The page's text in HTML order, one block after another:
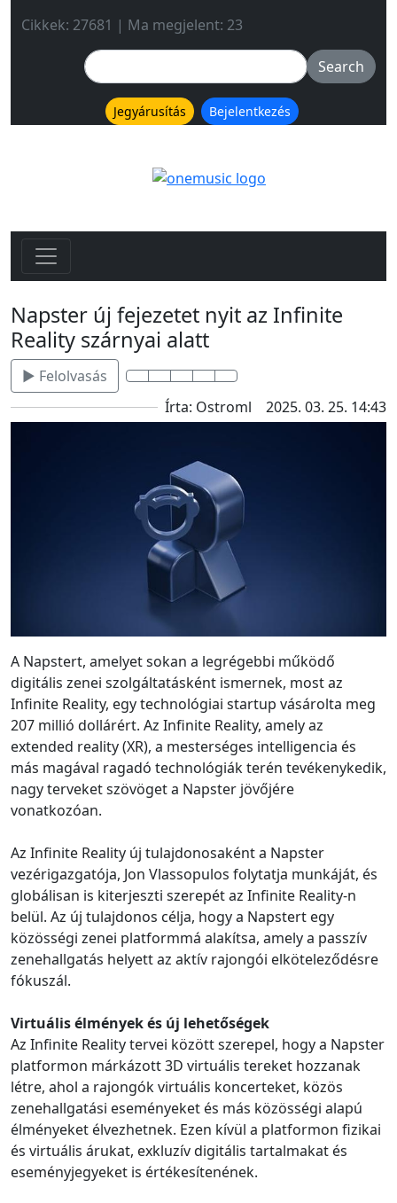
Cikkek: 27681 | Ma megjelent: 23
Jegyárusítás Bejelentkezés
Napster új fejezetet nyit az Infinite
Reality szárnyai alatt
▶ Felolvasás
Írta: Ostroml
2025. 03. 25. 14:43
A Napstert, amelyet sokan a legrégebbi működő
digitális zenei szolgáltatásként ismernek, most az
Infinite Reality, egy technológiai startup vásárolta meg
207 millió dollárért. Az Infinite Reality, amely az
extended reality (XR), a mesterséges intelligencia és
más magával ragadó technológiák terén tevékenykedik,
nagy terveket szövöget a Napster jövőjére
vonatkozóan.
Az Infinite Reality új tulajdonosaként a Napster
vezérigazgatója, Jon Vlassopulos folytatja munkáját, és
globálisan is kiterjeszti szerepét az Infinite Reality-n
belül. Az új tulajdonos célja, hogy a Napstert egy
közösségi zenei platformmá alakítsa, amely a passzív
zenehallgatás helyett az aktív rajongói elköteleződésre
fókuszál.
Virtuális élmények és új lehetőségek
Az Infinite Reality tervei között szerepel, hogy a Napster
platformon márkázott 3D virtuális tereket hozzanak
létre, ahol a rajongók virtuális koncerteket, közös
zenehallgatási eseményeket és más közösségi alapú
élményeket élvezhetnek. Ezen kívül a platformon fizikai
és virtuális árukat, exkluzív digitális tartalmakat és
eseményjegyeket is értékesítenének.